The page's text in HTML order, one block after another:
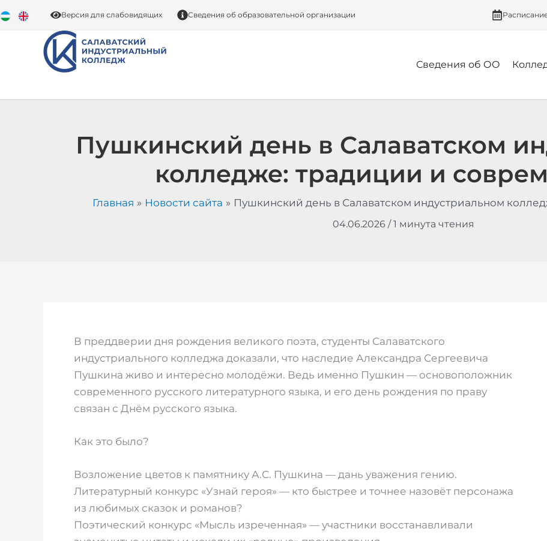
к
содержимому
Версия для слабовидящих Сведения об образовательной организации
Сведения об ОО
Пушкинский день в Салаватском
колледже: традиции и
Главная Новости сайта Пушкинский день в Салаватском индустриальном
04.06.2026 /1 минута чтения
В преддверии дня рождения великого поэта, студенты Салаватского
индустриального колледжа доказали, что наследие Александра Сергеевича
Пушкина живо и интересно молодёжи. Ведь именно Пушкин — основоположник
современного русского литературного языка, и его день рождения по праву
связан с Днём русского языка.
Как это было?
Возложение цветов к памятнику А.С. Пушкина — дань уважения гению.
Литературный конкурс «Узнай героя» — кто быстрее и точнее назовёт персонажа
из любимых сказок и романов?
Поэтический конкурс «Мысль изреченная» — участники восстанавливали